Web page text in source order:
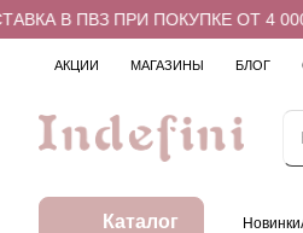
В ПВЗ ПРИ ПОКУПКЕ ОТ 4 000
АКЦИИ МАГАЗИНЫ БЛОГ
Каталог Новинки